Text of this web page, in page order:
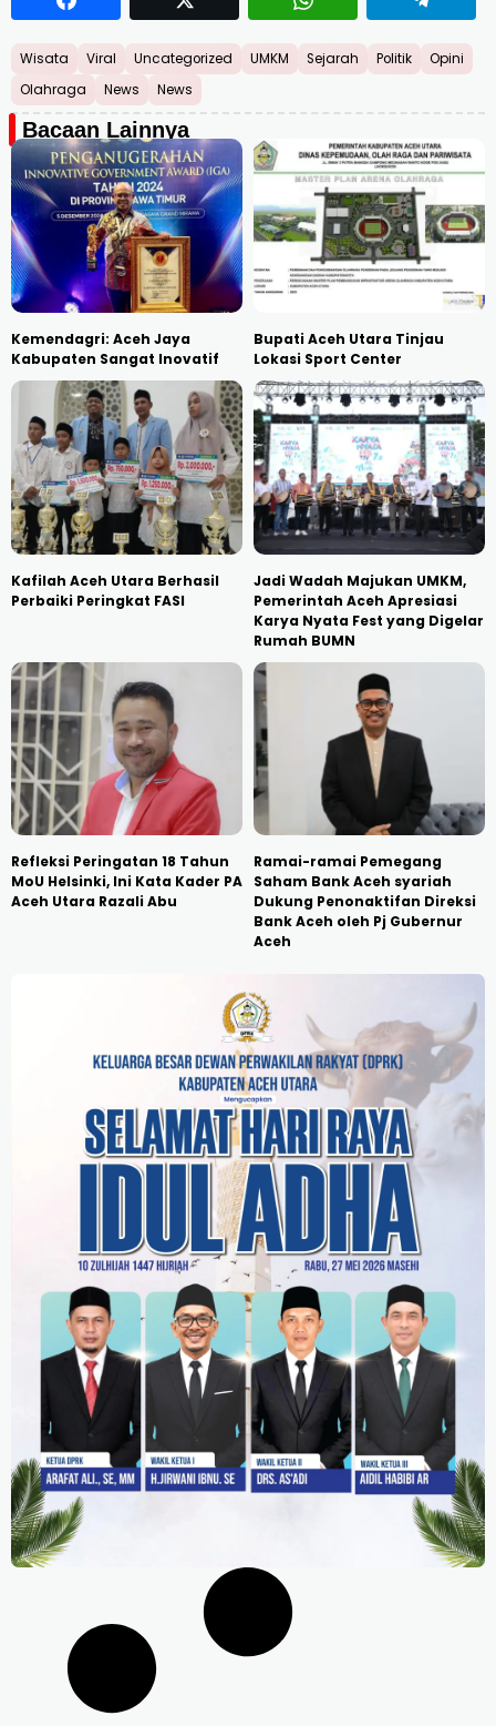
Wisata Viral Uncategorized UMKM Sejarah Politik
Opini
Olahraga
News News
Bacaan Lainnya
Kemendagri: Aceh Jaya
Kabupaten Sangat Inovatif
Bupati Aceh Utara Tinjau
Lokasi Sport Center
Kafilah Aceh Utara Berhasil
Perbaiki Peringkat FASI
Jadi Wadah Majukan UMKM,
Pemerintah Aceh Apresiasi
Karya Nyata Fest yang Digelar
Rumah BUMN
Refleksi Peringatan 18 Tahun
MoU Helsinki, Ini Kata Kader PA
Aceh Utara Razali Abu
Ramai-ramai Pemegang
Saham Bank Aceh syariah
Dukung Penonaktifan Direksi
Bank Aceh oleh Pj Gubernur
Aceh